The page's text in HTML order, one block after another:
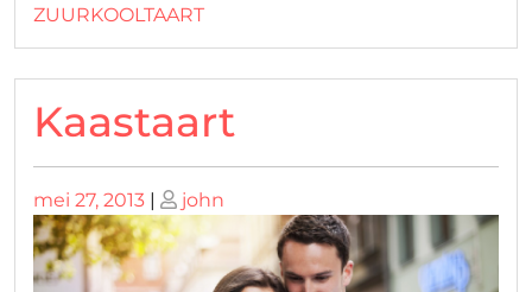
ZUURKOOLTAART
Kaastaart
Geplaatst
op
mei 27, 2013 | Geplaatst
op
john